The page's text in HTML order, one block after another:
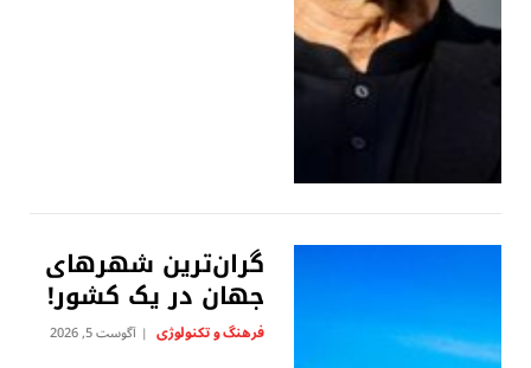
گران‌ترین شهرهای
جهان در یک کشور!
فرهنگ و تکنولوژی آگوست 5, 2026